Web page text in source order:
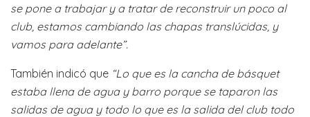
se pone a trabajar y a tratar de reconstruir un poco al
club, estamos cambiando las chapas translúcidas, y
vamos para adelante”.
También indicó que “Lo que es la cancha de básquet
estaba llena de agua y barro porque se taparon las
salidas de agua y todo lo que es la salida del club todo